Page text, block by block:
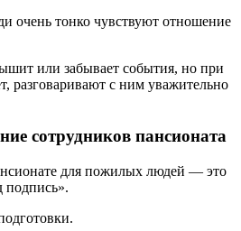
очень тонко чувствуют отношение
или забывает события, но при
разговаривают с ним уважительно
сотрудников пансионата
для пожилых людей — это
подпись».